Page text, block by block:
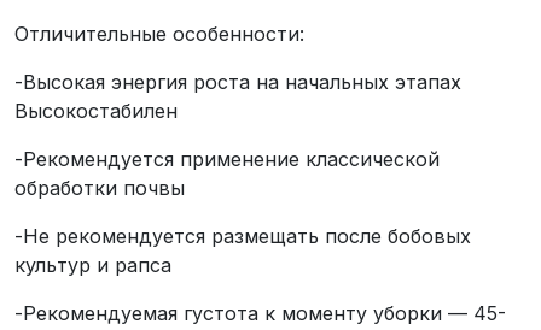
Отличительные особенности:
-Высокая энергия роста на начальных этапах
Высокостабилен
-Рекомендуется применение классической
обработки почвы
-Не рекомендуется размещать после бобовых
культур и рапса
-Рекомендуемая густота к моменту уборки — 45-